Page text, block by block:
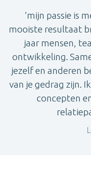
‘mijn passie is
mooiste resultaat
jaar mensen,
ontwikkeling.
jezelf en anderen
van je gedrag zijn.
concepten